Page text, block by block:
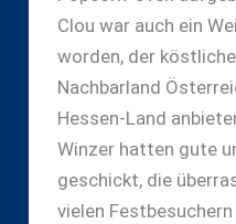
Clou war auch ein
worden, der
Nachbarland
Hessen-Land
Winzer hatten gute
geschickt, die
vielen